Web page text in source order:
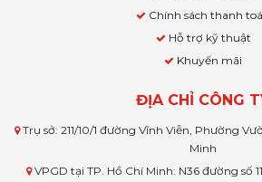
Chính sách thanh
Hỗ trợ kỹ thuật
Khuyến mãi
ĐỊA CHỈ CÔNG
Trụ sở: 211/10/1 đường Vĩnh Viễn, Phường
Minh
VPGD tại TP. Hồ Chí Minh: N36 đường số